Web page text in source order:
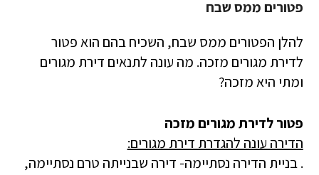
פטורים ממס שבח
להלן הפטורים ממס שבח, השכיח בהם הוא פטור
לדירת מגורים מזכה. מה עונה לתנאים דירת מגורים
ומתי היא מזכה?
פטור לדירת מגורים מזכה
הדירה עונה להגדרת דירת מגורים:
. בניית הדירה נסתיימה- דירה שבנייתה טרם נסתיימה,